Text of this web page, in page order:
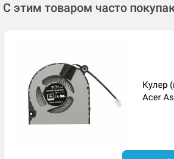
С этим товаром часто
Кулер
Acer